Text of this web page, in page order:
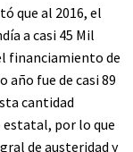
que al 2016, el
a casi 45 Mil
financiamiento de
fue de casi 89
cantidad
por lo que
de austeridad y